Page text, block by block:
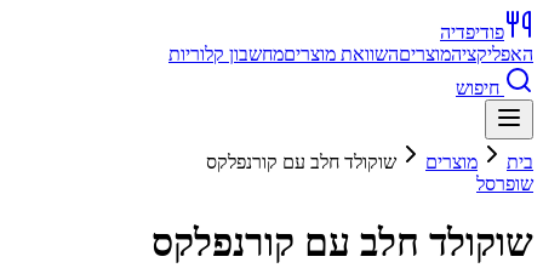
פודיפדיה
האפליקציהמוצריםהשוואת מוצריםמחשבון קלוריות
חיפוש
בית מוצרים
שוקולד חלב עם קורנפלקס
שופרסל
שוקולד חלב עם קורנפלקס